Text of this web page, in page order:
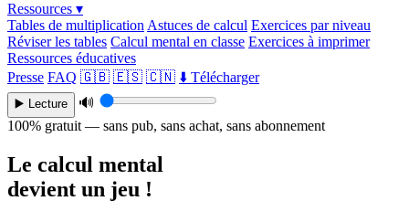
Ressources ▾
Tables de multiplication Astuces de calcul Exercices par niveau
Réviser les tables Calcul mental en classe Exercices à imprimer
Ressources éducatives
Presse FAQ 🇬🇧 🇪🇸 🇨🇳 ⬇️ Télécharger
▶️ Lecture
🔊
100% gratuit — sans pub, sans achat, sans abonnement
Le calcul mental
devient un jeu !